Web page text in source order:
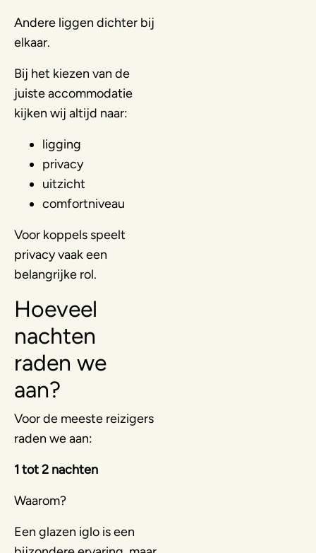
Andere liggen dichter bij
elkaar.
Bij het kiezen van de
juiste accommodatie
kijken wij altijd naar:
ligging
privacy
uitzicht
comfortniveau
Voor koppels speelt
privacy vaak een
belangrijke rol.
Hoeveel
nachten
raden we
aan?
Voor de meeste reizigers
raden we aan:
1 tot 2 nachten
Waarom?
Een glazen iglo is een